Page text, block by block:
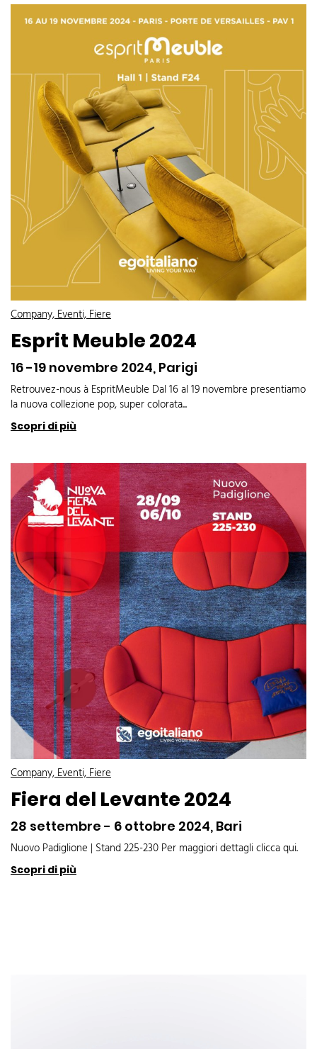
Company, Eventi, Fiere
Esprit Meuble 2024
16 -19 novembre 2024, Parigi
Retrouvez-nous à EspritMeuble Dal 16 al 19 novembre presentiamo
la nuova collezione pop, super colorata...
Scopri di più
Company, Eventi, Fiere
Fiera del Levante 2024
28 settembre - 6 ottobre 2024, Bari
Nuovo Padiglione | Stand 225-230 Per maggiori dettagli clicca qui.
Scopri di più